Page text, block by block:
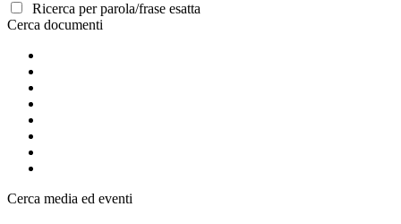
Ricerca per parola/frase esatta
Cerca documenti
Cerca media ed eventi